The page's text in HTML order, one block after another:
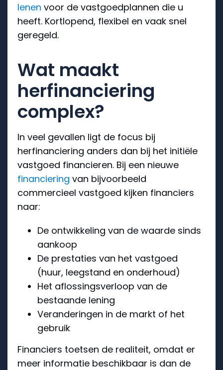
lenen voor de vastgoedplannen die u
heeft. Kortlopend, flexibel en vaak snel
geregeld.
Wat maakt
herfinanciering
complex?
In veel gevallen ligt de focus bij
herfinanciering anders dan bij het initiële
vastgoed financieren. Bij een nieuwe
financiering van bijvoorbeeld
commercieel vastgoed kijken financiers
naar:
De ontwikkeling van de waarde sinds
aankoop
De prestaties van het vastgoed
(huur, leegstand en onderhoud)
Het aflossingsverloop van de
bestaande lening
Veranderingen in de markt of het
gebruik
Financiers toetsen de realiteit, omdat er
meer informatie beschikbaar is dan de